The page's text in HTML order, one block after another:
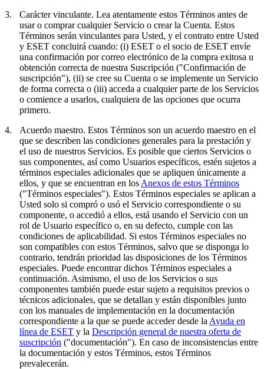
3.
Carácter vinculante. Lea atentamente estos Términos antes de
usar o comprar cualquier Servicio o crear la Cuenta. Estos
Términos serán vinculantes para Usted, y el contrato entre Usted
y ESET concluirá cuando: (i) ESET o el socio de ESET envíe
una confirmación por correo electrónico de la compra exitosa u
obtención correcta de nuestra Suscripción ("Confirmación de
suscripción"), (ii) se cree su Cuenta o se implemente un Servicio
de forma correcta o (iii) acceda a cualquier parte de los Servicios
o comience a usarlos, cualquiera de las opciones que ocurra
primero.
4.
Acuerdo maestro. Estos Términos son un acuerdo maestro en el
que se describen las condiciones generales para la prestación y
el uso de nuestros Servicios. Es posible que ciertos Servicios o
sus componentes, así como Usuarios específicos, estén sujetos a
términos especiales adicionales que se apliquen únicamente a
ellos, y que se encuentran en los Anexos de estos Términos
("Términos especiales"). Estos Términos especiales se aplican a
Usted solo si compró o usó el Servicio correspondiente o su
componente, o accedió a ellos, está usando el Servicio con un
rol de Usuario específico o, en su defecto, cumple con las
condiciones de aplicabilidad. Si estos Términos especiales no
son compatibles con estos Términos, salvo que se disponga lo
contrario, tendrán prioridad las disposiciones de los Términos
especiales. Puede encontrar dichos Términos especiales a
continuación. Asimismo, el uso de los Servicios o sus
componentes también puede estar sujeto a requisitos previos o
técnicos adicionales, que se detallan y están disponibles junto
con los manuales de implementación en la documentación
correspondiente a la que se puede acceder desde la Ayuda en
línea de ESET y la Descripción general de nuestra oferta de
suscripción ("documentación"). En caso de inconsistencias entre
la documentación y estos Términos, estos Términos
prevalecerán.